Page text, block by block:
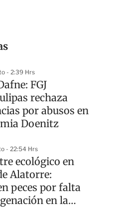
- 2:39 Hrs
FGJ
rechaza
por abusos en
Doenitz
- 22:54 Hrs
ecológico en
Alatorre:
peces por falta
en la